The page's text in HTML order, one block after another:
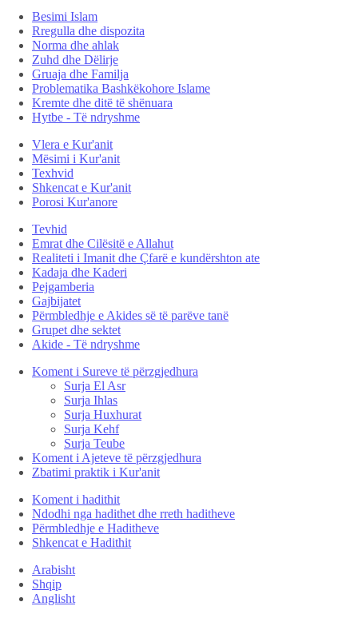
Besimi Islam
Rregulla dhe dispozita
Norma dhe ahlak
Zuhd dhe Dëlirje
Gruaja dhe Familja
Problematika Bashkëkohore Islame
Kremte dhe ditë të shënuara
Hytbe - Të ndryshme
Vlera e Kur'anit
Mësimi i Kur'anit
Texhvid
Shkencat e Kur'anit
Porosi Kur'anore
Tevhid
Emrat dhe Cilësitë e Allahut
Realiteti i Imanit dhe Çfarë e kundërshton ate
Kadaja dhe Kaderi
Pejgamberia
Gajbijatet
Përmbledhje e Akides së të parëve tanë
Grupet dhe sektet
Akide - Të ndryshme
Koment i Sureve të përzgjedhura
Surja El Asr
Surja Ihlas
Surja Huxhurat
Surja Kehf
Surja Teube
Koment i Ajeteve të përzgjedhura
Zbatimi praktik i Kur'anit
Koment i hadithit
Ndodhi nga hadithet dhe rreth haditheve
Përmbledhje e Haditheve
Shkencat e Hadithit
Arabisht
Shqip
Anglisht